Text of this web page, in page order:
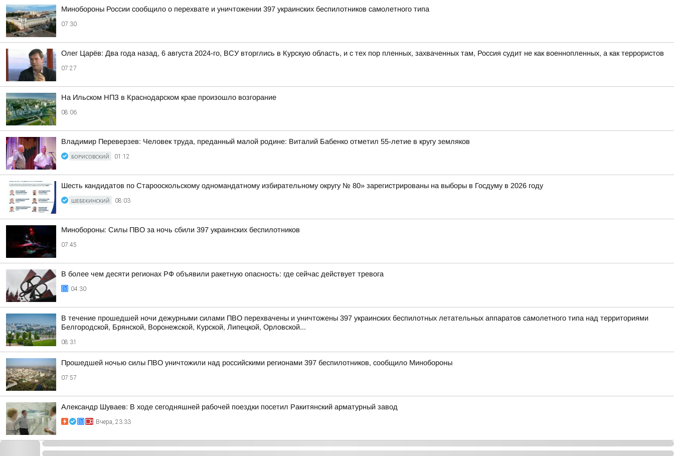
Минобороны России сообщило о перехвате и уничтожении 397 украинских беспилотников самолетного типа
07:30
Олег Царёв: Два года назад, 6 августа 2024-го, ВСУ вторглись в Курскую область, и с тех пор пленных, захваченных там, Россия судит не как военнопленных, а как террористов
07:27
На Ильском НПЗ в Краснодарском крае произошло возгорание
08:06
Владимир Переверзев: Человек труда, преданный малой родине: Виталий Бабенко отметил 55-летие в кругу земляков
БОРИСОВСКИЙ 01:12
Шесть кандидатов по Старооскольскому одномандатному избирательному округу № 80» зарегистрированы на выборы в Госдуму в 2026 году
ШЕБЕКИНСКИЙ 08:03
Минобороны: Силы ПВО за ночь сбили 397 украинских беспилотников
07:45
В более чем десяти регионах РФ объявили ракетную опасность: где сейчас действует тревога
04:30
В течение прошедшей ночи дежурными силами ПВО перехвачены и уничтожены 397 украинских беспилотных летательных аппаратов самолетного типа над территориями
Белгородской, Брянской, Воронежской, Курской, Липецкой, Орловской...
08:31
Прошедшей ночью силы ПВО уничтожили над российскими регионами 397 беспилотников, сообщило Минобороны
07:57
Александр Шуваев: В ходе сегодняшней рабочей поездки посетил Ракитянский арматурный завод
Вчера, 23:33